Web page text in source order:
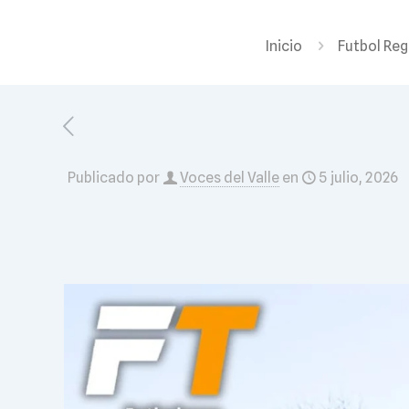
Inicio Futbol
Publicado por Voces del Valle en 5 julio, 2026